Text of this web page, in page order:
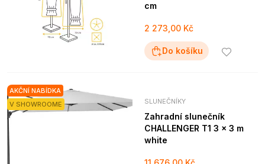
cm
2 273,00 Kč
Do košíku
AKČNÍ NABÍDKA
V SHOWROOME
SLUNEČNÍKY
Zahradní slunečník
CHALLENGER T1 3 x 3 m
white